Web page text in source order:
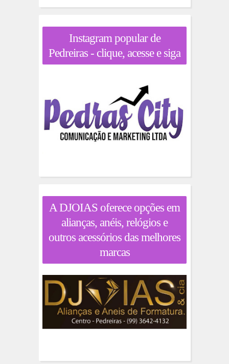
Instagram popular de
Pedreiras - clique, acesse e siga
A DJOIAS oferece opções em
alianças, anéis, relógios e
outros acessórios das melhores
marcas